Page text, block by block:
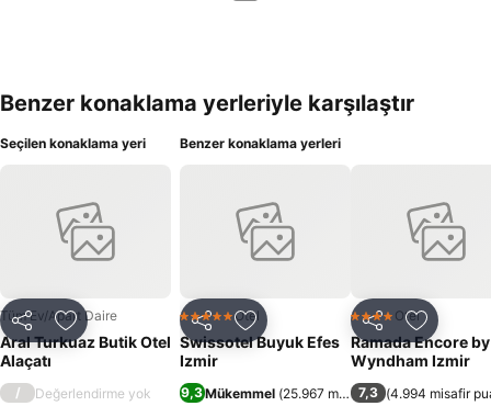
Benzer konaklama yerleriyle karşılaştır
Seçilen konaklama yeri
Paylaş Favorilerime ekle
Tüm Ev/Apart Daire
Aral Turkuaz Butik Otel
Alaçatı
/ Değerlendirme yok
Benzer konaklama yerleri
Paylaş Favorilerime ekle
5 Yıldız Otel
Swissotel Buyuk Efes
Izmir
9,3Mükemmel (25.967 misafir puanı)
Paylaş
4 Yıldız Otel
Ramada Encore by
Wyndham Izmir
7,3 (4.994 misafir